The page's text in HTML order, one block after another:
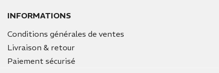
INFORMATIONS
Conditions générales de ventes
Livraison & retour
Paiement sécurisé